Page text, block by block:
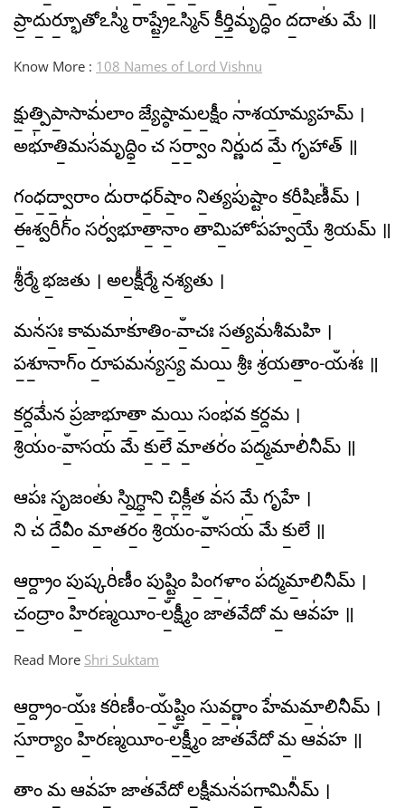
ప్రా॒దు॒ర్భూ॒తోఽస్మి॑ రాష్ట్రే॒ఽస్మిన్ కీ॒ర్తి॒మృ॑ద్ధిం ద॒దాతు॑ మే ॥
Know More : 108 Names of Lord Vishnu
క్షు॒త్పి॒పా॒సామ॑లాం జ్యే॒ష్ఠామ॒ల॒క్షీం నా॑శయా॒మ్యహమ్ ।
అభూ॑తి॒మస॑మృద్ధిం॒ చ స॒ర్వాం॒ నిర్ణు॑ద మే॒ గృహాత్ ॥
గం॒ధ॒ద్వా॒రాం దు॑రాధ॒ర్​షాం॒ ని॒త్యపు॑ష్టాం కరీ॒షిణీ᳚మ్ ।
ఈ॒శ్వరీగ్ం॑ సర్వ॑భూతా॒నాం॒ తామి॒హోప॑హ్వయే॒ శ్రియమ్ ॥
శ్రీ᳚ర్మే భ॒జతు । అల॒క్షీ᳚ర్మే న॒శ్యతు ।
మన॑సః॒ కామ॒మాకూ॑తిం-వాఀ॒చః స॒త్యమ॑శీమహి ।
ప॒శూ॒నాగ్ం రూ॒పమన్య॑స్య॒ మయి॒ శ్రీః శ్ర॑యతాం॒-యఀశః॑ ॥
క॒ర్దమే॑న ప్ర॑జాభూ॒తా॒ మ॒యి॒ సంభ॑వ క॒ర్దమ ।
శ్రియం॑-వాఀ॒సయ॑ మే కు॒లే॒ మా॒తరం॑ పద్మ॒మాలి॑నీమ్ ॥
ఆపః॑ సృ॒జంతు॑ స్ని॒గ్ధా॒ని॒ చి॒క్లీ॒త వ॑స మే॒ గృహే ।
ని చ॑ దే॒వీం మా॒తరం॒ శ్రియం॑-వాఀ॒సయ॑ మే కు॒లే ॥
ఆ॒ర్ద్రాం పు॒ష్కరి॑ణీం పు॒ష్టిం॒ పిం॒గ॒ళాం ప॑ద్మమా॒లినీమ్ ।
చం॒ద్రాం హి॒రణ్మ॑యీం-లఀ॒క్ష్మీం జాత॑వేదో మ॒ ఆవ॑హ ॥
Read More Shri Suktam
ఆ॒ర్ద్రాం-యఀః॒ కరి॑ణీం-యఀ॒ష్టిం॒ సు॒వ॒ర్ణాం హే॑మమా॒లినీమ్ ।
సూ॒ర్యాం హి॒రణ్మ॑యీం-లఀ॒క్ష్మీం॒ జాత॑వేదో మ॒ ఆవ॑హ ॥
తాం మ॒ ఆవ॑హ॒ జాత॑వేదో ల॒క్షీమన॑పగా॒మినీ᳚మ్ ।